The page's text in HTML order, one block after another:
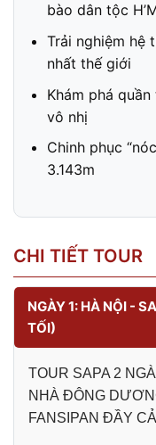
bào dân tộc
Trải nghiệm hệ
nhất thế giới
Khám phá
vô nhị
Chinh phục
3.143m
CHI TIẾT TOUR
NGÀY 1: HÀ NỘI -
TỐI)
TOUR SAPA 2
NHÀ ĐÔNG
FANSIPAN ĐẦY